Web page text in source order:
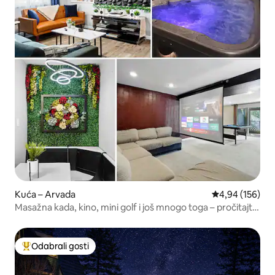
Kuća – Arvada Prosječna
4,94 (156)
Masažna kada, kino, mini golf i još mnogo toga – pročitajte
Među najviše rangiranima s oznakom „Odabrali gosti”
Odabrali gosti